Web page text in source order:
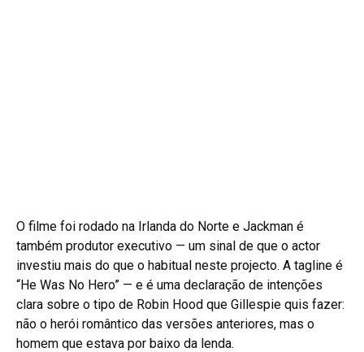
O filme foi rodado na Irlanda do Norte e Jackman é
também produtor executivo — um sinal de que o actor
investiu mais do que o habitual neste projecto. A tagline é
“He Was No Hero” — e é uma declaração de intenções
clara sobre o tipo de Robin Hood que Gillespie quis fazer:
não o herói romântico das versões anteriores, mas o
homem que estava por baixo da lenda.